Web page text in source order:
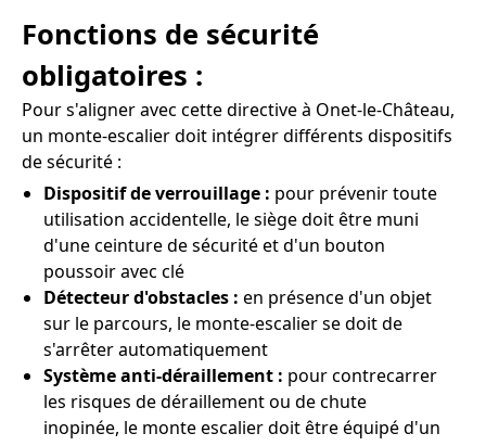
Fonctions de sécurité
obligatoires :
Pour s'aligner avec cette directive à Onet-le-Château,
un monte-escalier doit intégrer différents dispositifs
de sécurité :
Dispositif de verrouillage : pour prévenir toute
utilisation accidentelle, le siège doit être muni
d'une ceinture de sécurité et d'un bouton
poussoir avec clé
Détecteur d'obstacles : en présence d'un objet
sur le parcours, le monte-escalier se doit de
s'arrêter automatiquement
Système anti-déraillement : pour contrecarrer
les risques de déraillement ou de chute
inopinée, le monte escalier doit être équipé d'un